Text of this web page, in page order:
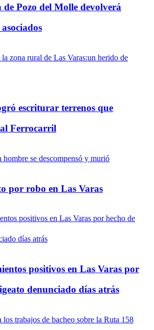
de Pozo del Molle devolverá
escriturar terrenos que
Ferrocarril
por robo en Las Varas
positivos en Las Varas por
denunciado días atrás